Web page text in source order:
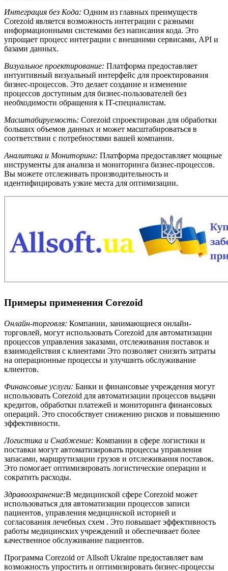
Интеграция без Кода: Одним из главных преимуществ
Corezoid является возможность интеграции с разными
информационными системами без написания кода. Это
упрощает процесс интеграции с внешними сервисами, API и
базами данных.
Визуальное проектирование: Платформа предоставляет
интуитивный визуальный интерфейс для проектирования
бизнес-процессов. Это делает создание и изменение
процессов доступным для бизнес-пользователей без
необходимости обращения к IT-специалистам.
Масштабируемость: Corezoid спроектирован для обработки
больших объемов данных и может масштабироваться в
соответствии с потребностями вашей компании.
Аналитика и Мониторинг: Платформа предоставляет мощные
инструменты для анализа и мониторинга бизнес-процессов.
Вы можете отслеживать производительность и
идентифицировать узкие места для оптимизации.
Примеры применения Corezoid
Онлайн-торговля: Компании, занимающиеся онлайн-
торговлей, могут использовать Corezoid для автоматизации
процессов управления заказами, отслеживания поставок и
взаимодействия с клиентами Это позволяет снизить затраты
на операционные процессы и улучшить обслуживание
клиентов.
Финансовые услуги: Банки и финансовые учреждения могут
использовать Corezoid для автоматизации процессов выдачи
кредитов, обработки платежей и мониторинга финансовых
операций. Это способствует снижению рисков и повышению
эффективности.
Логистика и Снабжение: Компании в сфере логистики и
поставки могут автоматизировать процессы управления
запасами, маршрутизации грузов и отслеживания поставок.
Это помогает оптимизировать логистические операции и
сократить расходы.
Здравоохранение:В медицинской сфере Corezoid может
использоваться для автоматизации процессов записи
пациентов, управления медицинской историей и
согласования лечебных схем . Это повышает эффективность
работы медицинских учреждений и обеспечивает более
качественное обслуживание пациентов.
Программа Corezoid от Allsoft Ukraine предоставляет вам
возможность упростить и оптимизировать бизнес-процессы